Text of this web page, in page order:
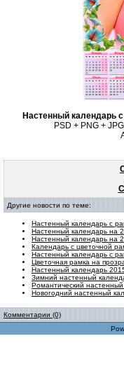
Настенный календарь
PSD + PNG +
Другие новости по теме:
Настенный календарь с
Настенный календарь на
Настенный календарь на
Календарь с цветочной
Настенный календарь с
Цветочная рамка на
Настенный календарь
Зимний настенный
Романтический
Новогодний настенный
Комментарии (0)